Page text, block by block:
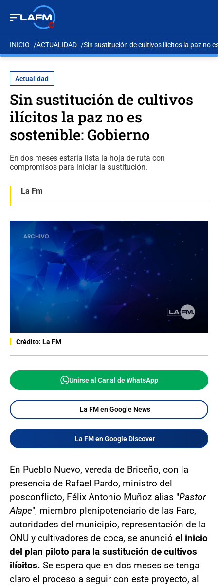
INICIO ACTUALIDAD Sin sustitución de cultivos ilícitos la paz no
Actualidad
Sin sustitución de cultivos
ilícitos la paz no es
sostenible: Gobierno
En dos meses estaría lista la hoja de ruta con
compromisos para iniciar la sustitución.
La Fm
Crédito: La FM
Unirse al Canal de WhatsApp
La FM en Google News
La FM en Google Discover
En Pueblo Nuevo, vereda de Briceño, con la
presencia de Rafael Pardo, ministro del
posconflicto, Félix Antonio Muñoz alias "Pastor
Alape", miembro plenipotenciario de las Farc,
autoridades del municipio, representación de la
ONU y cultivadores de coca, se anunció el inicio
del plan piloto para la sustitución de cultivos
ilícitos. Se espera que en dos meses se tenga
claro el proceso a seguir con este proyecto, al